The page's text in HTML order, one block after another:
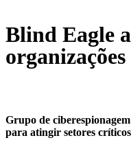
Blind Eagle
Grupo de
para atingir setores